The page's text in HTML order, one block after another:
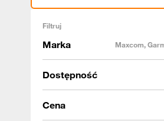
Filtruj
Marka Maxcom,
Dostępność
Cena